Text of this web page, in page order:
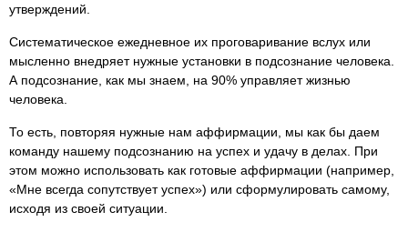
утверждений.
Систематическое ежедневное их проговаривание вслух или
мысленно внедряет нужные установки в подсознание человека.
А подсознание, как мы знаем, на 90% управляет жизнью
человека.
То есть, повторяя нужные нам аффирмации, мы как бы даем
команду нашему подсознанию на успех и удачу в делах. При
этом можно использовать как готовые аффирмации (например,
«Мне всегда сопутствует успех») или сформулировать самому,
исходя из своей ситуации.